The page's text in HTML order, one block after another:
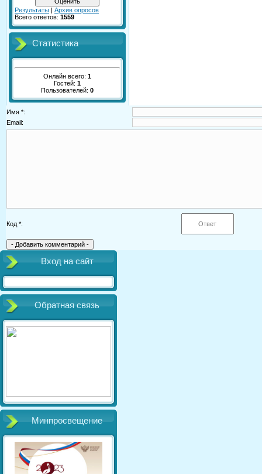
Результаты | Архив опросов
Всего ответов: 1559
Статистика
Онлайн всего: 1
Гостей: 1
Пользователей: 0
Имя *:
Email:
Код *:
Вход на сайт
Обратная связь
Минпросвещение